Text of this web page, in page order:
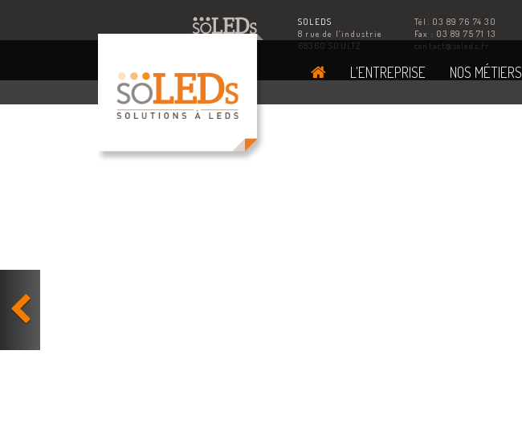
L'ENTREPRISE NOS MÉTIERS
SOLEDS
8 rue de l’industrie
68360 SOULTZ
Tél. 03 89 76 74 30
Fax : 03 89 75 71 13
contact@soleds.fr